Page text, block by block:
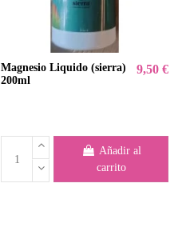
Magnesio Liquido (sierra)
200ml
9,50 €
Añadir al
carrito